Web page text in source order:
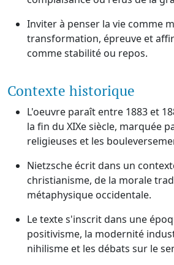
Inviter à penser la vie comme
transformation, épreuve et
comme stabilité ou repos.
Contexte historique
L'oeuvre paraît entre 1883 et
la fin du XIXe siècle, marquée
religieuses et les
Nietzsche écrit dans un
christianisme, de la morale
métaphysique occidentale.
Le texte s'inscrit dans une
positivisme, la modernité
nihilisme et les débats sur le